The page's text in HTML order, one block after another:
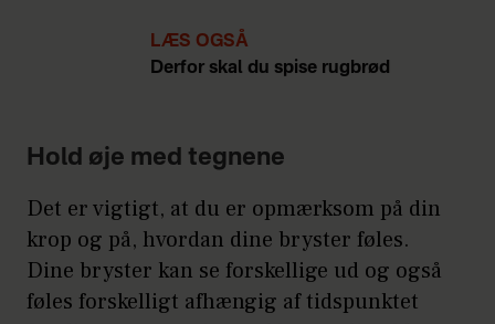
LÆS OGSÅ
Derfor skal du spise rugbrød
Hold øje med tegnene
Det er vigtigt, at du er opmærksom på din
krop og på, hvordan dine bryster føles.
Dine bryster kan se forskellige ud og også
føles forskelligt afhængig af tidspunktet